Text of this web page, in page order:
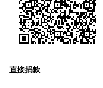
直接捐款